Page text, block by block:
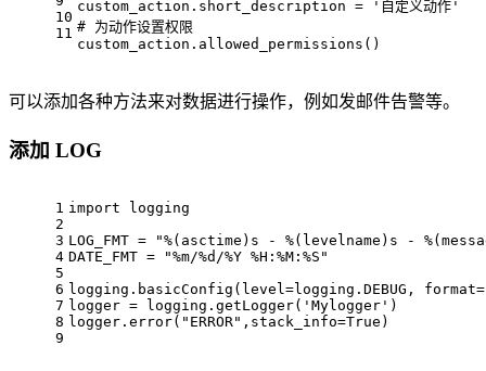
10
11
custom_action.short_description =
'自定义动作'
# 为动作设置权限
custom_action.allowed_permissions()
可以添加各种方法来对数据进行操作，例如发邮件告警等。
添加 LOG
1
2
3
4
5
6
7
8
9
import logging
LOG_FMT =
"%(asctime)s - %(levelname)s -
DATE_FMT =
"%m/%d/%Y %H:%M:%S"
logging.basicConfig(level=logging.DEBUG, format
logger = logging.getLogger( 'Mylogger' )
logger.error( "ERROR" ,stack_info=True )